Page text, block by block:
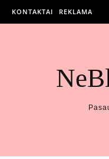
KONTAKTAI REKLAMA